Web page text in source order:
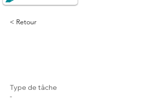
< Retour
Type de tâche
-